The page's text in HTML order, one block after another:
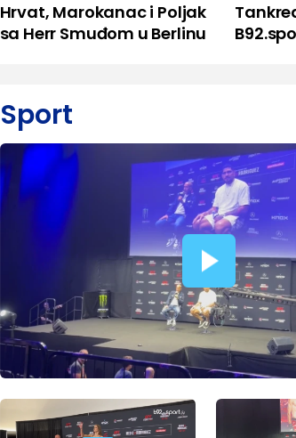
Hrvat, Marokanac i Poljak
sa Herr Smuđom u Berlinu
Sport